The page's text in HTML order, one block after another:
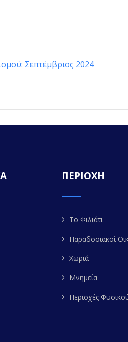
Σεπτέμβριος 2024
ΠΕΡΙΟΧΗ
Το Φιλιάτι
Παραδοσιακοί
Χωριά
Μνημεία
Περιοχές